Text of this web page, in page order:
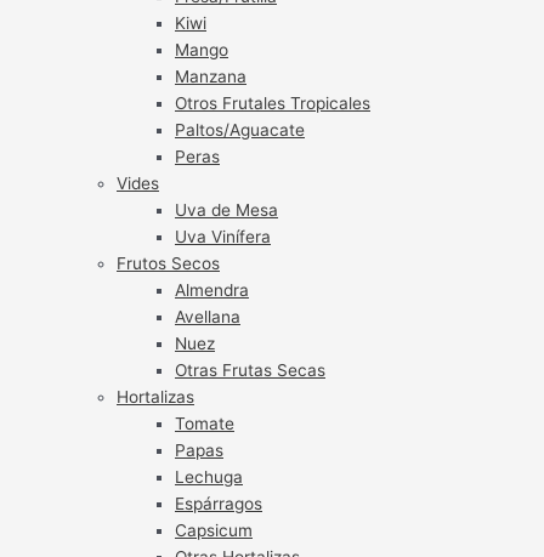
Kiwi
Mango
Manzana
Otros Frutales Tropicales
Paltos/Aguacate
Peras
Vides
Uva de Mesa
Uva Vinífera
Frutos Secos
Almendra
Avellana
Nuez
Otras Frutas Secas
Hortalizas
Tomate
Papas
Lechuga
Espárragos
Capsicum